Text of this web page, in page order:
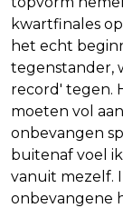
kwartfinales
het echt
tegenstander,
record' tegen.
moeten vol
onbevangen
buitenaf voel
vanuit mezelf.
onbevangene